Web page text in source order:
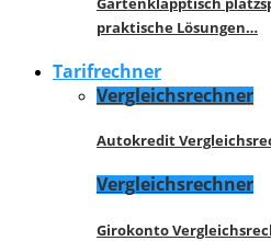
praktische Lösungen…
Tarifrechner
Vergleichsrechner
Autokredit
Vergleichsrechner
Girokonto